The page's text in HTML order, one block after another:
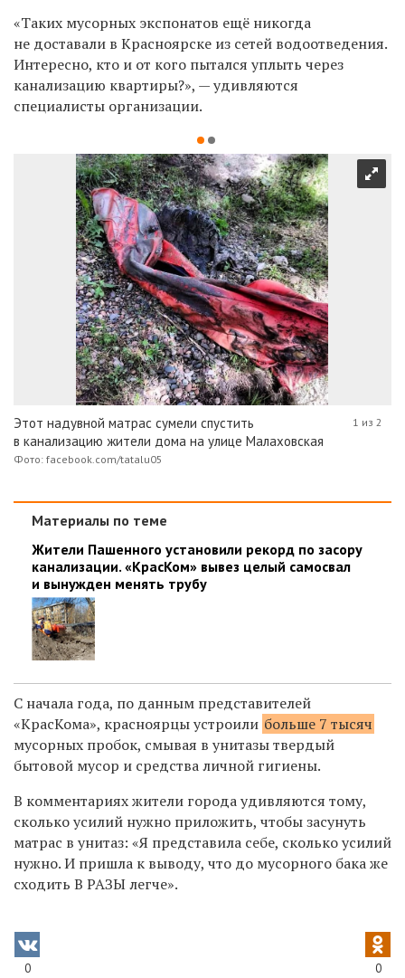
«Таких мусорных экспонатов ещё никогда
не доставали в Красноярске из сетей водоотведения.
Интересно, кто и от кого пытался уплыть через
канализацию квартиры?», — удивляются
специалисты организации.
Этот надувной матрас сумели спустить
в канализацию жители дома на улице Малаховская
Фото: facebook.com/tatalu05
1 из 2
Материалы по теме
Жители Пашенного установили рекорд по засору
канализации. «КрасКом» вывез целый самосвал
и вынужден менять трубу
С начала года, по данным представителей
«КрасКома», красноярцы устроили больше 7 тысяч
мусорных пробок, смывая в унитазы твердый
бытовой мусор и средства личной гигиены.
В комментариях жители города удивляются тому,
сколько усилий нужно приложить, чтобы засунуть
матрас в унитаз: «Я представила себе, сколько усилий
нужно. И пришла к выводу, что до мусорного бака же
сходить В РАЗЫ легче».
0 0